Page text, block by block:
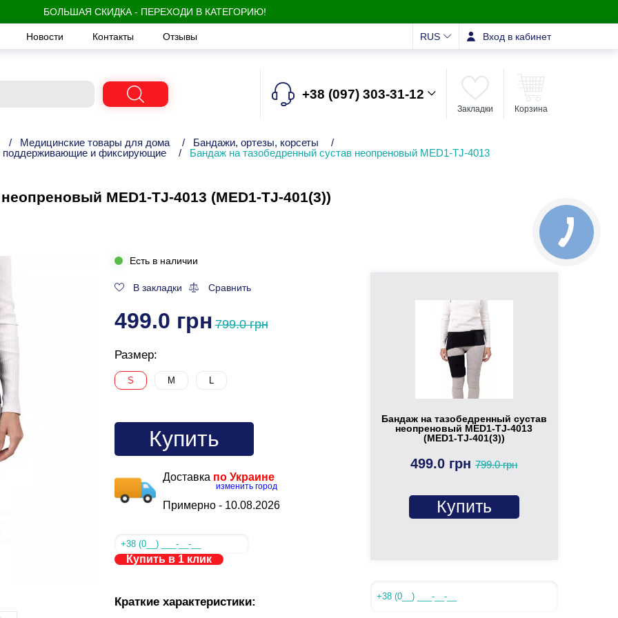
БОЛЬШАЯ СКИДКА - ПЕРЕХОДИ В КАТЕГОРИЮ!
Новости Контакты Отзывы RUS Вход в кабинет
+38 (097) 303-31-12
Закладки Корзина
/ Медицинские товары для дома / Бандажи, ортезы, корсеты
/
поддерживающие и фиксирующие
/ Бандаж на тазобедренный сустав неопреновый MED1-TJ-4013
MED1-TJ-4013 (MED1-TJ-401(3))
Есть в наличии
В закладки Сравнить
499.0 грн 799.0 грн
Размер:
S M L
Купить
Доставка по Украине
изменить город
Примерно - 10.08.2026
Купить в 1 клик
Краткие характеристики:
Бандаж на тазобедренный сустав
неопреновый MED1-TJ-4013
(MED1-TJ-401(3))
499.0 грн799.0 грн
Купить